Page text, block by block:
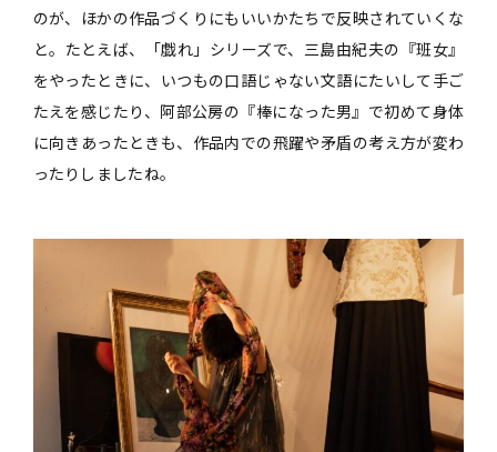
のが、ほかの作品づくりにもいいかたちで反映されていくな
と。たとえば、「戯れ」シリーズで、三島由紀夫の『班女』
をやったときに、いつもの口語じゃない文語にたいして手ご
たえを感じたり、阿部公房の『棒になった男』で初めて身体
に向きあったときも、作品内での飛躍や矛盾の考え方が変わ
ったりしましたね。